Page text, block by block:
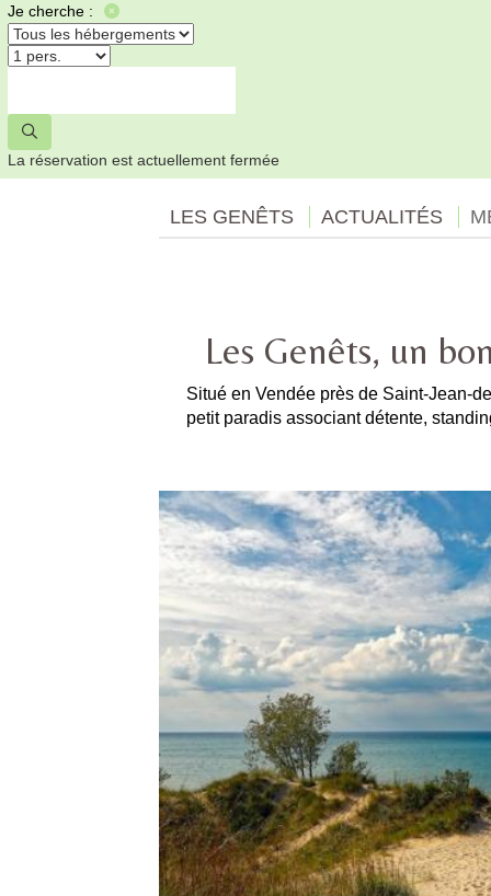
Je cherche :
La réservation est actuellement fermée
LES GENÊTS ACTUALITÉS
Les Genêts, un
Situé en Vendée près de Saint-Jean-
petit paradis associant détente,